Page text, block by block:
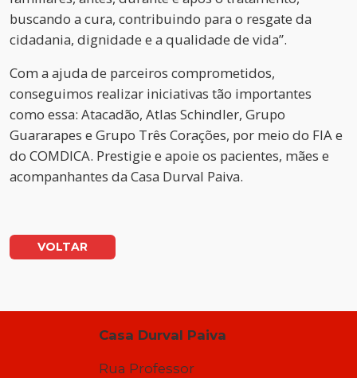
buscando a cura, contribuindo para o resgate da
cidadania, dignidade e a qualidade de vida”.
Com a ajuda de parceiros comprometidos,
conseguimos realizar iniciativas tão importantes
como essa: Atacadão, Atlas Schindler, Grupo
Guararapes e Grupo Três Corações, por meio do FIA e
do COMDICA. Prestigie e apoie os pacientes, mães e
acompanhantes da Casa Durval Paiva.
VOLTAR
Casa Durval Paiva
Rua Professor